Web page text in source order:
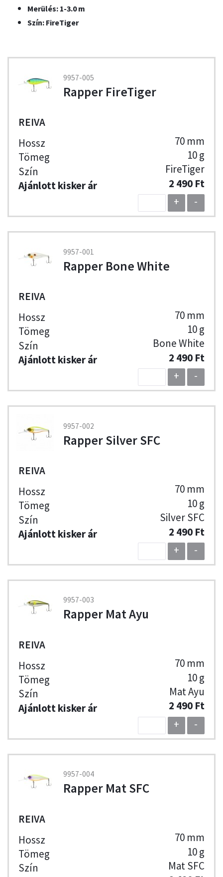
Merülés: 1-3.0 m
Szín: FireTiger
9957-005
Rapper FireTiger
REIVA
70 mm
10 g
FireTiger
2 490 Ft
+
-
9957-001
Rapper Bone White
REIVA
70 mm
10 g
Bone White
2 490 Ft
+
-
9957-002
Rapper Silver SFC
REIVA
70 mm
10 g
Silver SFC
2 490 Ft
+
-
9957-003
Rapper Mat Ayu
REIVA
70 mm
10 g
Mat Ayu
2 490 Ft
+
-
9957-004
Rapper Mat SFC
REIVA
70 mm
10 g
Mat SFC